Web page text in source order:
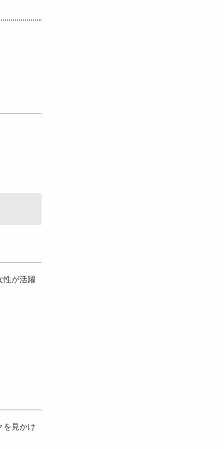
性が活躍
を見かけ